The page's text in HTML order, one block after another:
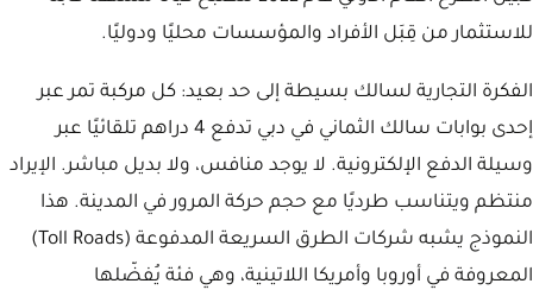
للاستثمار من قِبَل الأفراد والمؤسسات محليًا ودوليًا.
الفكرة التجارية لسالك بسيطة إلى حد بعيد: كل مركبة تمر عبر
إحدى بوابات سالك الثماني في دبي تدفع 4 دراهم تلقائيًا عبر
وسيلة الدفع الإلكترونية. لا يوجد منافس، ولا بديل مباشر. الإيراد
منتظم ويتناسب طرديًا مع حجم حركة المرور في المدينة. هذا
النموذج يشبه شركات الطرق السريعة المدفوعة (Toll Roads)
المعروفة في أوروبا وأمريكا اللاتينية، وهي فئة يُفضّلها